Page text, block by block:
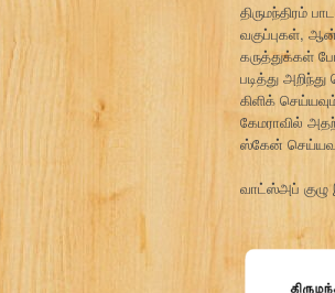
திருமந்திரம்
வகுப்புகள்,
கருத்துக்கள்
படித்து
கிளிக்
கேமராவில்
ஸ்கேன்
வாட்ஸ்அப்